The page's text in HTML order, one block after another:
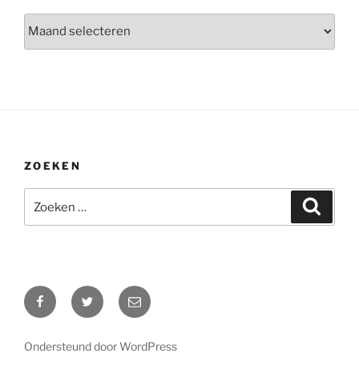
ZOEKEN
naar:
FacebookTwitter E-
mail
Ondersteund door WordPress